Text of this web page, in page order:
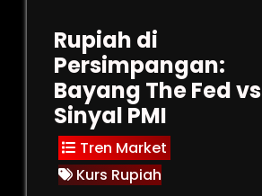
Rupiah di
Persimpangan:
Bayang The Fed vs
Sinyal PMI
Tren Market
Kurs Rupiah